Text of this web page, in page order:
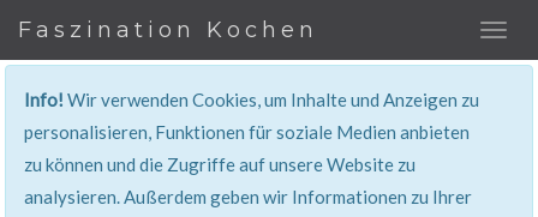
Faszination Kochen
Info!Wir verwenden Cookies, um Inhalte und Anzeigen zu
personalisieren, Funktionen für soziale Medien anbieten
zu können und die Zugriffe auf unsere Website zu
analysieren. Außerdem geben wir Informationen zu Ihrer
401, Nicht Erlaubt